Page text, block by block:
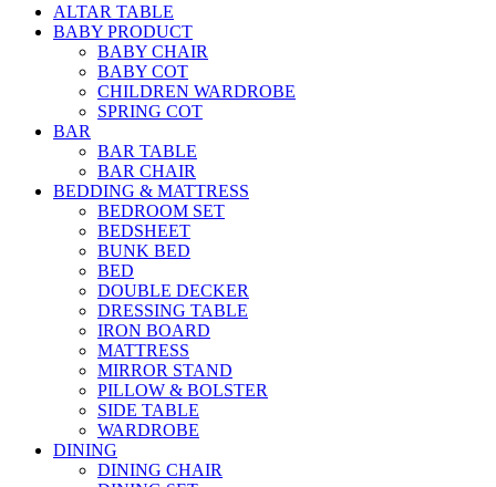
ALTAR TABLE
BABY PRODUCT
BABY CHAIR
BABY COT
CHILDREN WARDROBE
SPRING COT
BAR
BAR TABLE
BAR CHAIR
BEDDING & MATTRESS
BEDROOM SET
BEDSHEET
BUNK BED
BED
DOUBLE DECKER
DRESSING TABLE
IRON BOARD
MATTRESS
MIRROR STAND
PILLOW & BOLSTER
SIDE TABLE
WARDROBE
DINING
DINING CHAIR